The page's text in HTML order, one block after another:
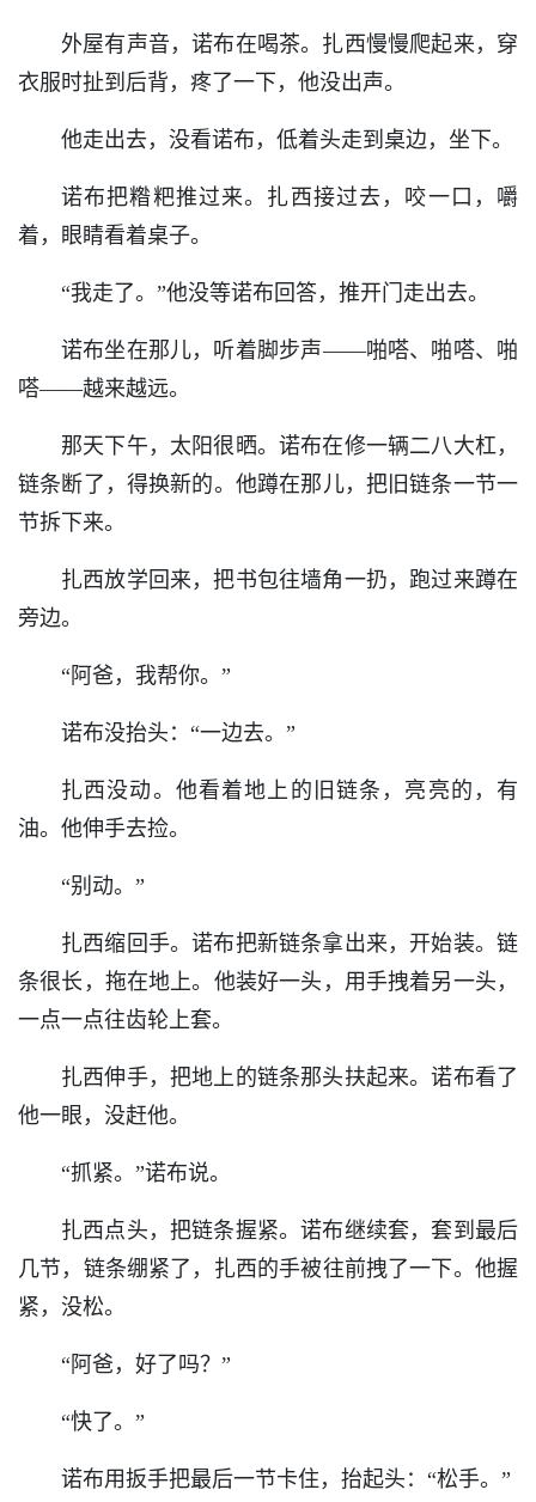
外屋有声音，诺布在喝茶。扎西慢慢爬起来，穿
衣服时扯到后背，疼了一下，他没出声。
他走出去，没看诺布，低着头走到桌边，坐下。
诺布把糌粑推过来。扎西接过去，咬一口，嚼
着，眼睛看着桌子。
“我走了。”他没等诺布回答，推开门走出去。
诺布坐在那儿，听着脚步声——啪嗒、啪嗒、啪
嗒——越来越远。
那天下午，太阳很晒。诺布在修一辆二八大杠，
链条断了，得换新的。他蹲在那儿，把旧链条一节一
节拆下来。
扎西放学回来，把书包往墙角一扔，跑过来蹲在
旁边。
“阿爸，我帮你。”
诺布没抬头：“一边去。”
扎西没动。他看着地上的旧链条，亮亮的，有
油。他伸手去捡。
“别动。”
扎西缩回手。诺布把新链条拿出来，开始装。链
条很长，拖在地上。他装好一头，用手拽着另一头，
一点一点往齿轮上套。
扎西伸手，把地上的链条那头扶起来。诺布看了
他一眼，没赶他。
“抓紧。”诺布说。
扎西点头，把链条握紧。诺布继续套，套到最后
几节，链条绷紧了，扎西的手被往前拽了一下。他握
紧，没松。
“阿爸，好了吗？”
“快了。”
诺布用扳手把最后一节卡住，抬起头：“松手。”